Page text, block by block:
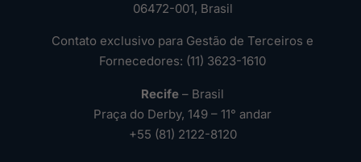
06472-001, Brasil
Contato exclusivo para Gestão de Terceiros e
Fornecedores: (11) 3623-1610
Recife – Brasil
Praça do Derby, 149 – 11° andar
+55 (81) 2122-8120